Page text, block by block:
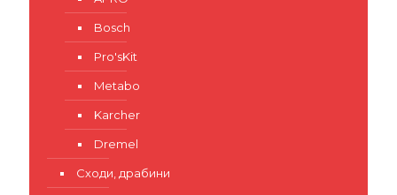
Bosch
Pro'sKit
Metabo
Karcher
Dremel
Сходи, драбини